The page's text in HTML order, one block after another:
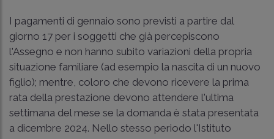
I pagamenti di gennaio sono previsti a partire dal
giorno 17 per i soggetti che già percepiscono
l'Assegno e non hanno subito variazioni della propria
situazione familiare (ad esempio la nascita di un nuovo
figlio); mentre, coloro che devono ricevere la prima
rata della prestazione devono attendere l'ultima
settimana del mese se la domanda è stata presentata
a dicembre 2024. Nello stesso periodo l'Istituto